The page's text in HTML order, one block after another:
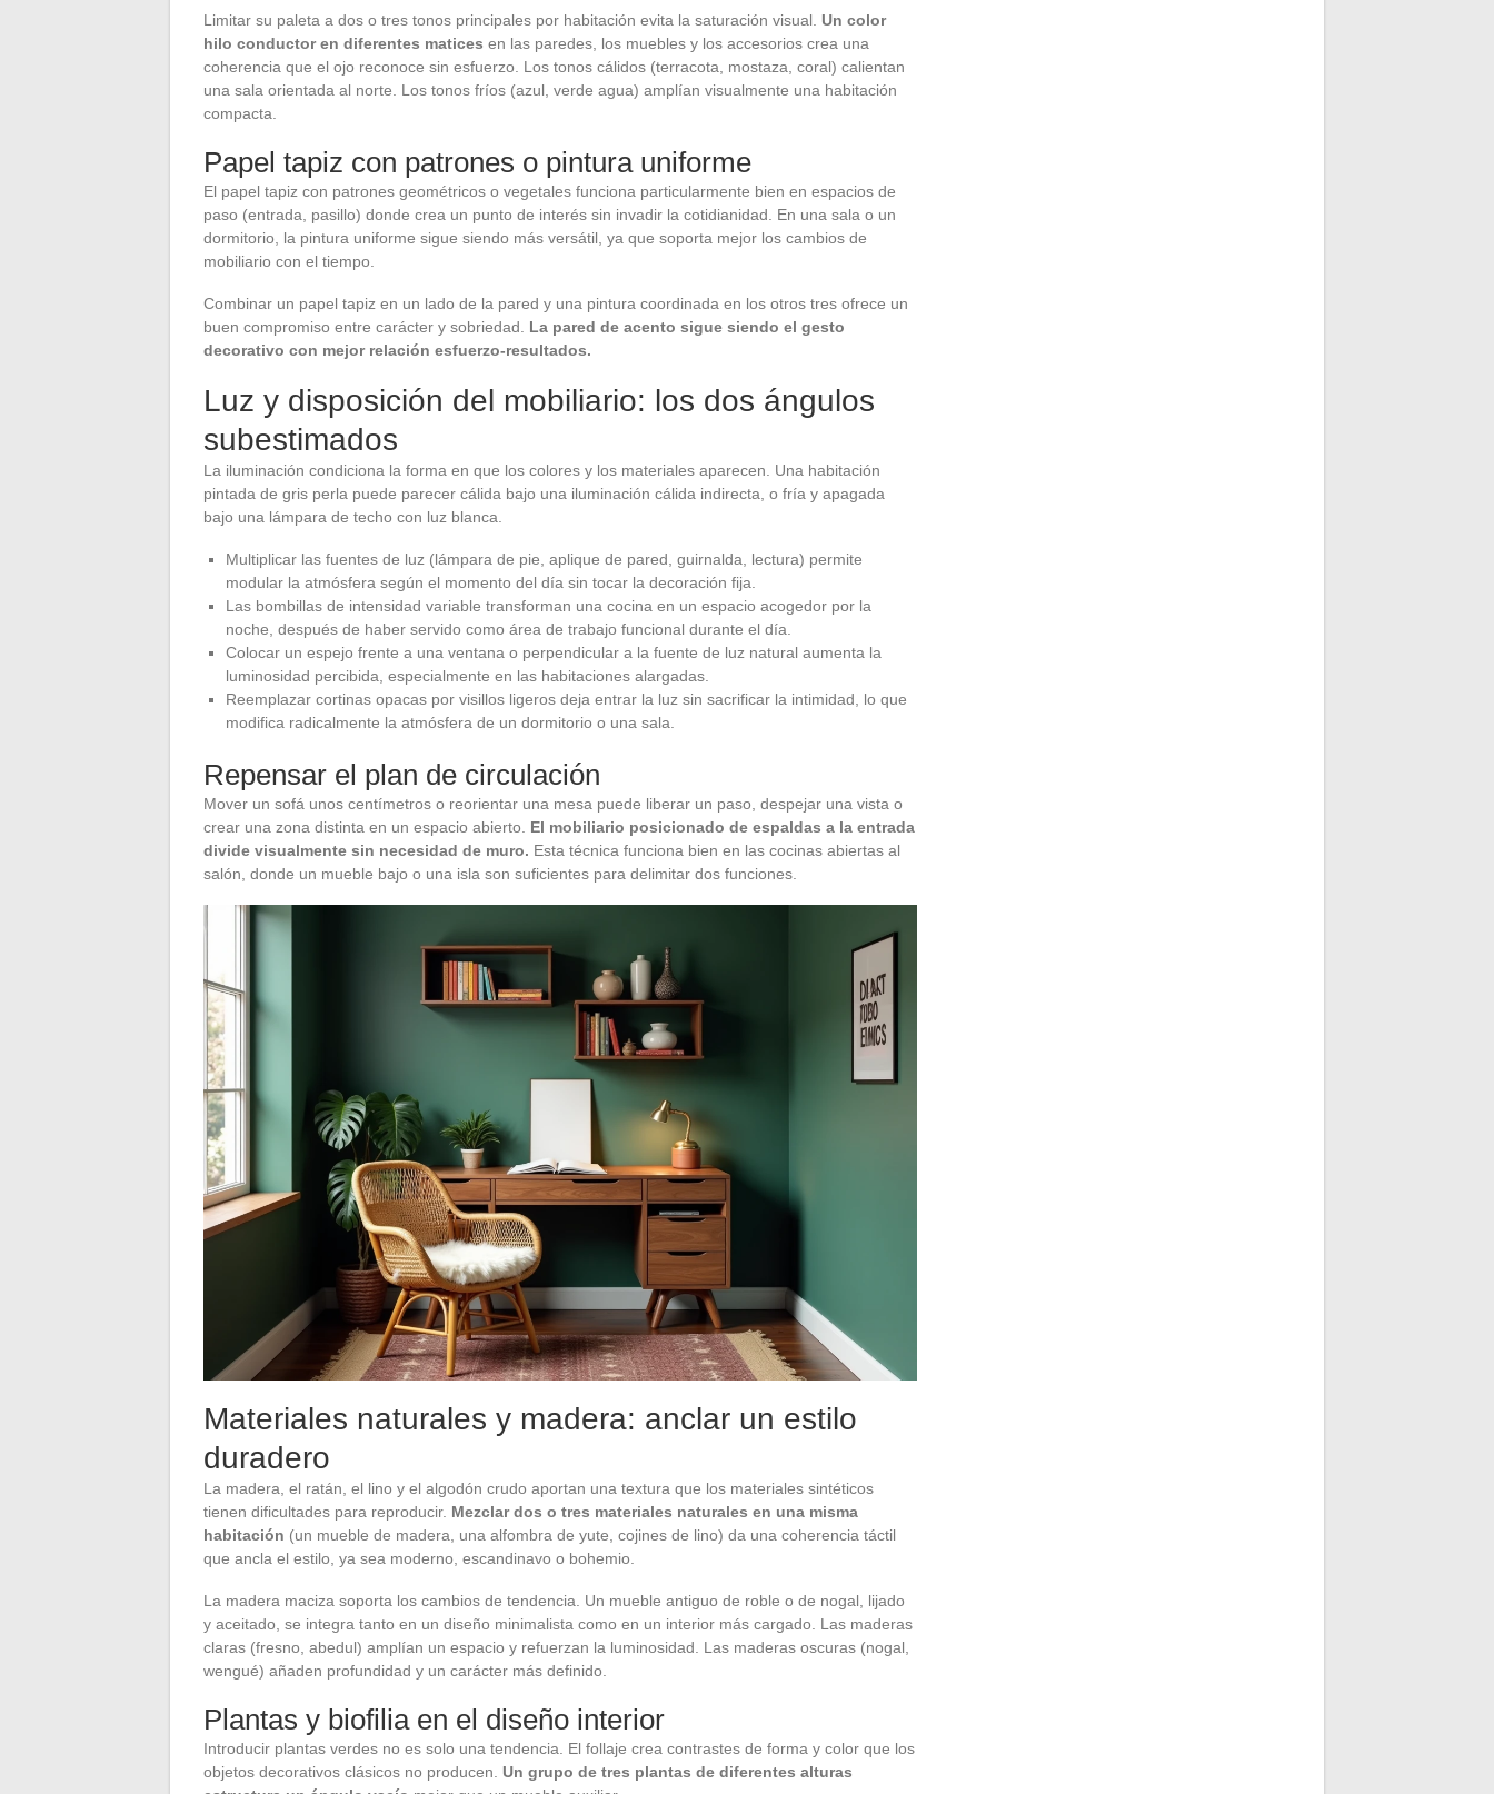
Limitar su paleta a dos o tres tonos principales por habitación evita la saturación visual. Un color
hilo conductor en diferentes matices en las paredes, los muebles y los accesorios crea una
coherencia que el ojo reconoce sin esfuerzo. Los tonos cálidos (terracota, mostaza, coral) calientan
una sala orientada al norte. Los tonos fríos (azul, verde agua) amplían visualmente una habitación
compacta.
Papel tapiz con patrones o pintura uniforme
El papel tapiz con patrones geométricos o vegetales funciona particularmente bien en espacios de
paso (entrada, pasillo) donde crea un punto de interés sin invadir la cotidianidad. En una sala o un
dormitorio, la pintura uniforme sigue siendo más versátil, ya que soporta mejor los cambios de
mobiliario con el tiempo.
Combinar un papel tapiz en un lado de la pared y una pintura coordinada en los otros tres ofrece un
buen compromiso entre carácter y sobriedad. La pared de acento sigue siendo el gesto
decorativo con mejor relación esfuerzo-resultados.
Luz y disposición del mobiliario: los dos ángulos
subestimados
La iluminación condiciona la forma en que los colores y los materiales aparecen. Una habitación
pintada de gris perla puede parecer cálida bajo una iluminación cálida indirecta, o fría y apagada
bajo una lámpara de techo con luz blanca.
Multiplicar las fuentes de luz (lámpara de pie, aplique de pared, guirnalda, lectura) permite
modular la atmósfera según el momento del día sin tocar la decoración fija.
Las bombillas de intensidad variable transforman una cocina en un espacio acogedor por la
noche, después de haber servido como área de trabajo funcional durante el día.
Colocar un espejo frente a una ventana o perpendicular a la fuente de luz natural aumenta la
luminosidad percibida, especialmente en las habitaciones alargadas.
Reemplazar cortinas opacas por visillos ligeros deja entrar la luz sin sacrificar la intimidad, lo que
modifica radicalmente la atmósfera de un dormitorio o una sala.
Repensar el plan de circulación
Mover un sofá unos centímetros o reorientar una mesa puede liberar un paso, despejar una vista o
crear una zona distinta en un espacio abierto. El mobiliario posicionado de espaldas a la entrada
divide visualmente sin necesidad de muro. Esta técnica funciona bien en las cocinas abiertas al
salón, donde un mueble bajo o una isla son suficientes para delimitar dos funciones.
Materiales naturales y madera: anclar un estilo
duradero
La madera, el ratán, el lino y el algodón crudo aportan una textura que los materiales sintéticos
tienen dificultades para reproducir. Mezclar dos o tres materiales naturales en una misma
habitación (un mueble de madera, una alfombra de yute, cojines de lino) da una coherencia táctil
que ancla el estilo, ya sea moderno, escandinavo o bohemio.
La madera maciza soporta los cambios de tendencia. Un mueble antiguo de roble o de nogal, lijado
y aceitado, se integra tanto en un diseño minimalista como en un interior más cargado. Las maderas
claras (fresno, abedul) amplían un espacio y refuerzan la luminosidad. Las maderas oscuras (nogal,
wengué) añaden profundidad y un carácter más definido.
Plantas y biofilia en el diseño interior
Introducir plantas verdes no es solo una tendencia. El follaje crea contrastes de forma y color que los
objetos decorativos clásicos no producen. Un grupo de tres plantas de diferentes alturas